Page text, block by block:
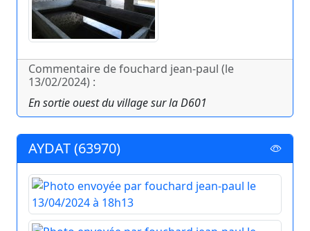
Commentaire de fouchard jean-paul (le
13/02/2024) :
En sortie ouest du village sur la D601
AYDAT (63970)